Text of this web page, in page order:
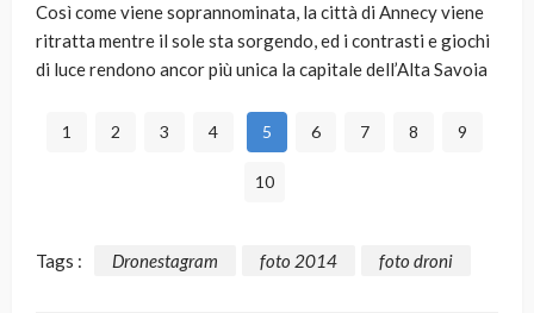
Così come viene soprannominata, la città di Annecy viene
ritratta mentre il sole sta sorgendo, ed i contrasti e giochi
di luce rendono ancor più unica la capitale dell’Alta Savoia
1 2 3 4 5 6 7 8 9
10
Tags : Dronestagram foto 2014 foto droni